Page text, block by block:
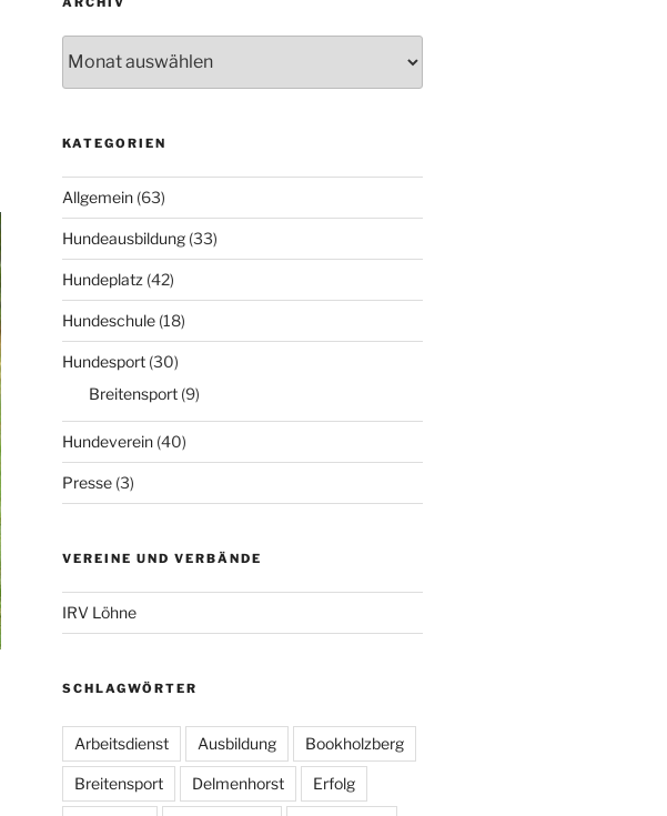
KATEGORIEN
Allgemein(63)
Hundeausbildung(33)
Hundeplatz (42)
Hundeschule(18)
Hundesport(30)
Breitensport(9)
Hundeverein(40)
Presse(3)
VEREINE UND VERBÄNDE
IRV Löhne
SCHLAGWÖRTER
Arbeitsdienst Ausbildung Bookholzberg
Breitensport Delmenhorst Erfolg